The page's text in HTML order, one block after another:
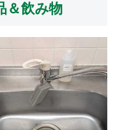
＆飲み物